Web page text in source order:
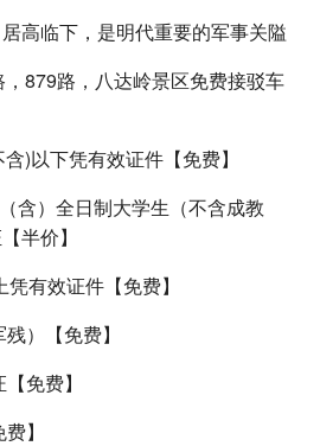
高临下，是明代重要的军事关隘
879路，八达岭景区免费接驳车
)以下凭有效证件【免费】
含）全日制大学生（不含成教
半价】
有效证件【免费】
）【免费】
免费】
】